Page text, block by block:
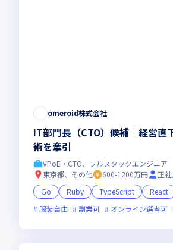
omeroid株式会社
IT部門長（CTO）候補｜経営直
術を牽引
VPoE・CTO、フルスタックエンジニア
東京都、その他
600-1200万円
正
Go
Ruby TypeScript React
服装自由
副業可 オンライン選考可